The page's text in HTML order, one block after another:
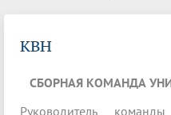
КВН
СБОРНАЯ КОМАНДА
Руководитель